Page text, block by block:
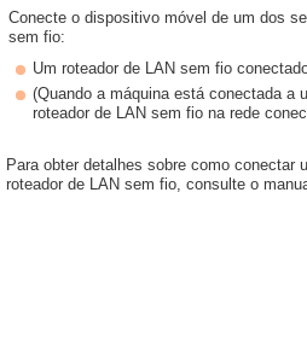
Conecte o dispositivo móvel de um dos
sem fio:
Um roteador de LAN sem fio
(Quando a máquina está conectada a
roteador de LAN sem fio na rede
Para obter detalhes sobre como conectar
roteador de LAN sem fio, consulte o